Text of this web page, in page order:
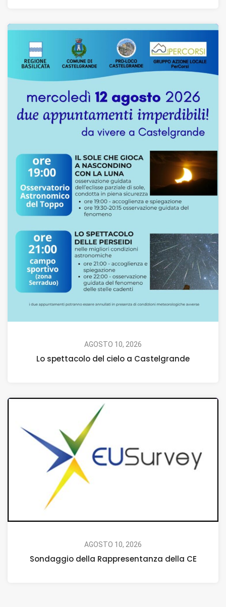
AGOSTO 10, 2026
Lo spettacolo del cielo a Castelgrande
AGOSTO 10, 2026
Sondaggio della Rappresentanza della CE